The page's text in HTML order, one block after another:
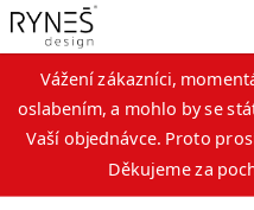
Vážení zákazníci,
oslabením, a mohlo by se
Vaší objednávce. Proto
Děkujeme za